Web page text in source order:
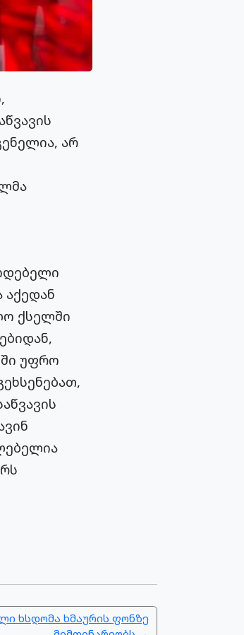
არ
აქედან
ქსელში
უფრო
ხსდომა ხმაურის ფონზე